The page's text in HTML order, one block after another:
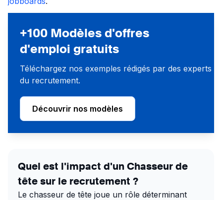
+100 Modèles d'offres
d'emploi gratuits
Téléchargez nos exemples rédigés par des experts
du recrutement.
Découvrir nos modèles
Quel est l'impact d'un Chasseur de
tête sur le recrutement ?
Le chasseur de tête joue un rôle déterminant